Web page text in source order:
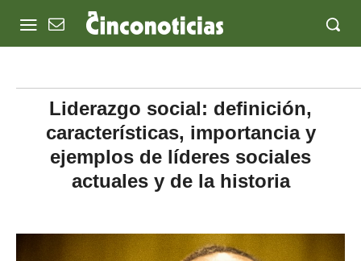
Liderazgo social: definición,
características, importancia y
ejemplos de líderes sociales
actuales y de la historia